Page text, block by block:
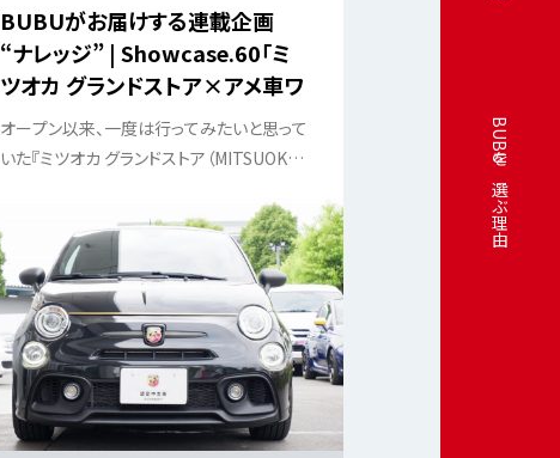
BUBUを選ぶ理由
BUBUがお届けする連載企画
“ナレッジ” | Showcase.60「ミ
ツオカ グランドストア×アメ車ワ
ールド」
オープン以来、一度は行ってみたいと思って
いた『ミツオカ グランドストア（MITSUOKA